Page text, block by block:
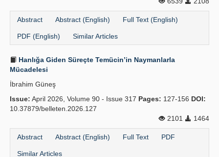
Abstract Abstract (English) Full Text (English)
PDF (English) Similar Articles
Hanlığa Giden Süreçte Temücin’in Naymanlarla
Mücadelesi
İbrahim Güneş
Issue: April 2026, Volume 90 - Issue 317 Pages: 127-156 DOI:
10.37879/belleten.2026.127
2101
1464
Abstract Abstract (English) Full Text PDF
Similar Articles